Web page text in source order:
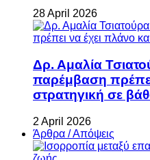
28 April 2026
Δρ. Αμαλία
παρέμβαση
στρατηγική σε
2 April 2026
Άρθρα / Απόψεις